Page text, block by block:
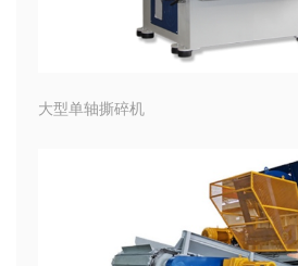
大型单轴撕碎机